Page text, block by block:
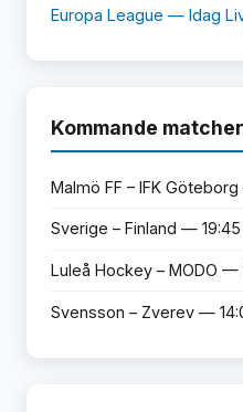
Europa League — Idag
Kommande matcher
Malmö FF – IFK
Sverige – Finland — 19:45
Luleå Hockey – MODO —
Svensson – Zverev —